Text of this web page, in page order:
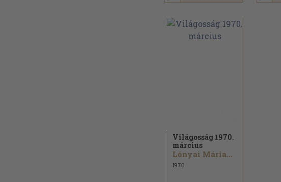
Világosság 1970.
március
Lónyai Mária...
1970